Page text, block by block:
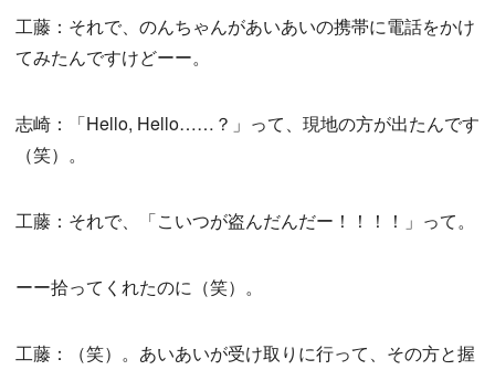
工藤：それで、のんちゃんがあいあいの携帯に電話をかけ
てみたんですけどーー。
志崎：「Hello, Hello……？」って、現地の方が出たんです
（笑）。
工藤：それで、「こいつが盗んだんだー！！！！」って。
ーー拾ってくれたのに（笑）。
工藤：（笑）。あいあいが受け取りに行って、その方と握